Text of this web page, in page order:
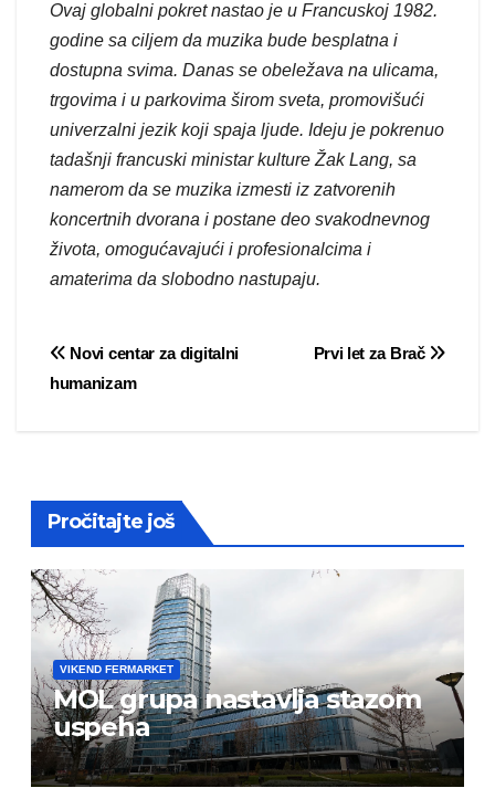
Ovaj globalni pokret nastao je u Francuskoj 1982.
godine sa ciljem da muzika bude besplatna i
dostupna svima. Danas se obeležava na ulicama,
trgovima i u parkovima širom sveta, promovišući
univerzalni jezik koji spaja ljude. Ideju je pokrenuo
tadašnji francuski ministar kulture Žak Lang, sa
namerom da se muzika izmesti iz zatvorenih
koncertnih dvorana i postane deo svakodnevnog
života, omogućavajući i profesionalcima i
amaterima da slobodno nastupaju.
Post
Prvi let za Brač
Novi centar za digitalni
humanizam
Pročitajte još
VIKEND FERMARKET
MOL grupa nastavlja stazom
uspeha